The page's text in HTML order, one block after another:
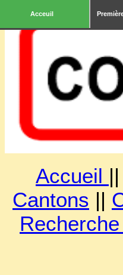
Acceuil
Accueil ||
Cantons ||